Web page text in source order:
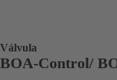
Válvula
BOA-Control/